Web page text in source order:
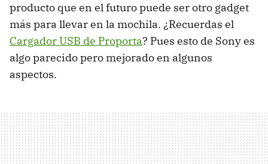
producto que en el futuro puede ser otro gadget
más para llevar en la mochila. ¿Recuerdas el
Cargador USB de Proporta? Pues esto de Sony es
algo parecido pero mejorado en algunos
aspectos.